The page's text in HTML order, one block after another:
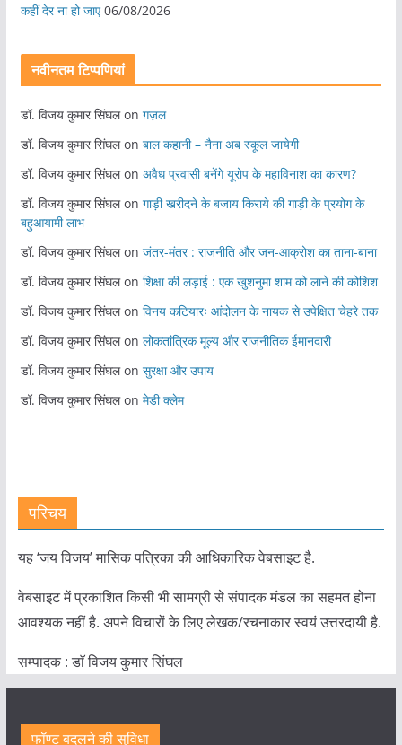
कहीं देर ना हो जाए 06/08/2026
नवीनतम टिप्पणियां
डॉ. विजय कुमार सिंघलon ग़ज़ल
डॉ. विजय कुमार सिंघलon बाल कहानी – नैना अब स्कूल जायेगी
डॉ. विजय कुमार सिंघलon अवैध प्रवासी बनेंगे यूरोप के महाविनाश का कारण?
डॉ. विजय कुमार सिंघलon गाड़ी खरीदने के बजाय किराये की गाड़ी के प्रयोग के
बहुआयामी लाभ
डॉ. विजय कुमार सिंघलon जंतर-मंतर : राजनीति और जन-आक्रोश का ताना-बाना
डॉ. विजय कुमार सिंघलon शिक्षा की लड़ाई : एक खुशनुमा शाम को लाने की कोशिश
डॉ. विजय कुमार सिंघलon विनय कटियारः आंदोलन के नायक से उपेक्षित चेहरे तक
डॉ. विजय कुमार सिंघलon लोकतांत्रिक मूल्य और राजनीतिक ईमानदारी
डॉ. विजय कुमार सिंघलon सुरक्षा और उपाय
डॉ. विजय कुमार सिंघलon मेडी क्लेम
परिचय
यह ‘जय विजय’ मासिक पत्रिका की आधिकारिक वेबसाइट है.
वेबसाइट में प्रकाशित किसी भी सामग्री से संपादक मंडल का सहमत होना
आवश्यक नहीं है. अपने विचारों के लिए लेखक/रचनाकार स्वयं उत्तरदायी है.
सम्पादक : डाॅ विजय कुमार सिंघल
फॉण्ट बदलने की सुविधा